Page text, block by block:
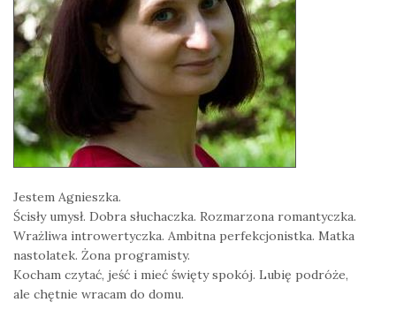
Jestem Agnieszka.
Ścisły umysł. Dobra słuchaczka. Rozmarzona romantyczka.
Wrażliwa introwertyczka. Ambitna perfekcjonistka. Matka
nastolatek. Żona programisty.
Kocham czytać, jeść i mieć święty spokój. Lubię podróże,
ale chętnie wracam do domu.